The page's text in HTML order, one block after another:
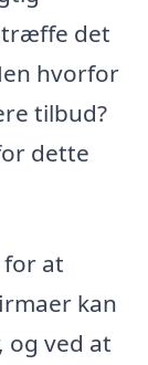
træffe det
hvorfor
tilbud?
dette
at
kan
og ved at